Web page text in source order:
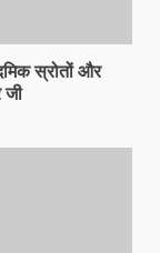
स्रोतों और
जी